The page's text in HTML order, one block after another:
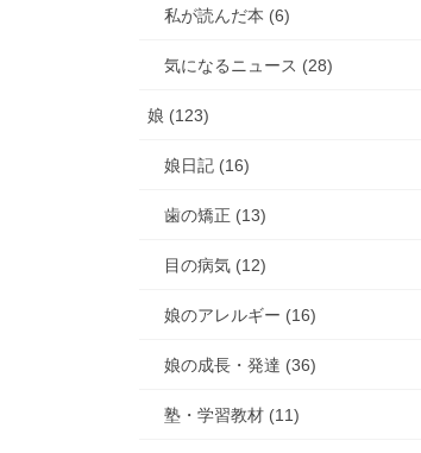
私が読んだ本 (6)
気になるニュース (28)
娘 (123)
娘日記 (16)
歯の矯正 (13)
目の病気 (12)
娘のアレルギー (16)
娘の成長・発達 (36)
塾・学習教材 (11)